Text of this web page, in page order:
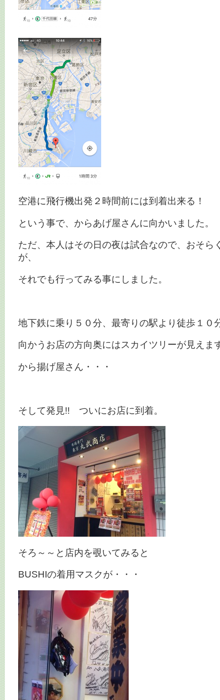
空港に飛行機出発２時間前には到着出来る！
という事で、からあげ屋さんに向かいました。
ただ、本人はその日の夜は試合なので、おそら
が、
それでも行ってみる事にしました。
地下鉄に乗り５０分、最寄りの駅より徒歩１０
向かうお店の方向奥にはスカイツリーが見えま
から揚げ屋さん・・・
そして発見!! ついにお店に到着。
そろ～～と店内を覗いてみると
BUSHIの着用マスクが・・・